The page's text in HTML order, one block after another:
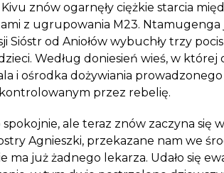
znów ogarnęły ciężkie starcia
z ugrupowania M23. Ntamugenga
Sióstr od Aniołów wybuchły trzy
Według doniesień wieś, w której
i ośrodka dożywiania
przez rebelię.
ale teraz znów zaczyna się
Agnieszki, przekazane nam we
ma już żadnego lekarza. Udało się